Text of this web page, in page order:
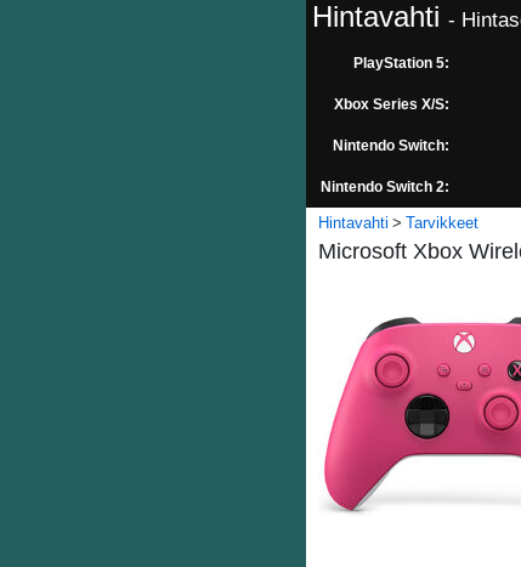
Hintavahti -
PlayStation 5:
Xbox Series X/S:
Nintendo Switch:
Nintendo Switch 2:
Hintavahti Tarvikkeet
Microsoft Xbox